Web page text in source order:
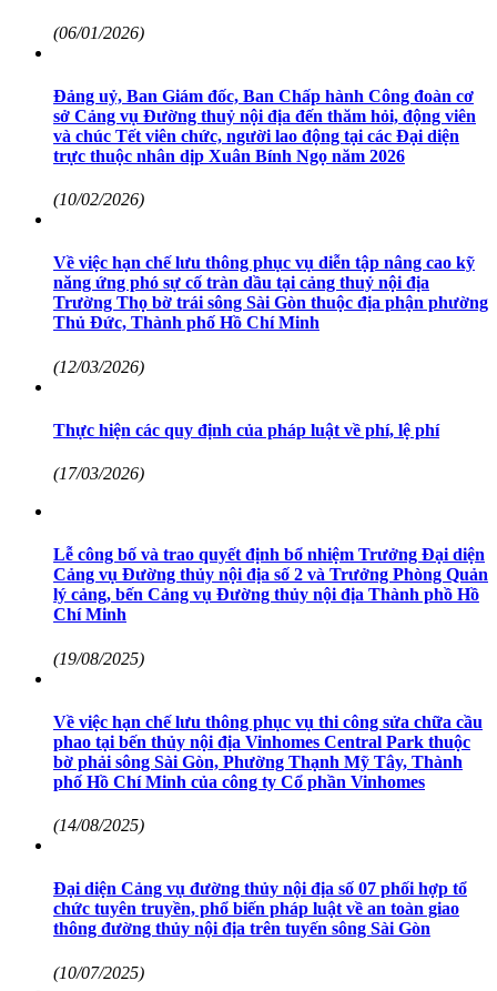
(06/01/2026)
Đảng uỷ, Ban Giám đốc, Ban Chấp hành Công đoàn cơ
sở Cảng vụ Đường thuỷ nội địa đến thăm hỏi, động viên
và chúc Tết viên chức, người lao động tại các Đại diện
trực thuộc nhân dịp Xuân Bính Ngọ năm 2026
(10/02/2026)
Về việc hạn chế lưu thông phục vụ diễn tập nâng cao kỹ
năng ứng phó sự cố tràn dầu tại cảng thuỷ nội địa
Trường Thọ bờ trái sông Sài Gòn thuộc địa phận phường
Thủ Đức, Thành phố Hồ Chí Minh
(12/03/2026)
Thực hiện các quy định của pháp luật về phí, lệ phí
(17/03/2026)
Lễ công bố và trao quyết định bổ nhiệm Trưởng Đại diện
Cảng vụ Đường thủy nội địa số 2 và Trưởng Phòng Quản
lý cảng, bến Cảng vụ Đường thủy nội địa Thành phồ Hồ
Chí Minh
(19/08/2025)
Về việc hạn chế lưu thông phục vụ thi công sửa chữa cầu
phao tại bến thủy nội địa Vinhomes Central Park thuộc
bờ phải sông Sài Gòn, Phường Thạnh Mỹ Tây, Thành
phố Hồ Chí Minh của công ty Cổ phần Vinhomes
(14/08/2025)
Đại diện Cảng vụ đường thủy nội địa số 07 phối hợp tổ
chức tuyên truyền, phổ biến pháp luật về an toàn giao
thông đường thủy nội địa trên tuyến sông Sài Gòn
(10/07/2025)